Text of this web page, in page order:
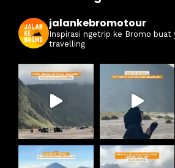
jalankebromotour
Inspirasi ngetrip ke Bromo buat
travelling